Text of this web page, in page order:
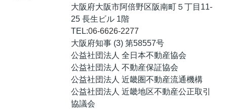
大阪府大阪市阿倍野区阪南町５丁目11-
25 長生ビル 1階
TEL:06-6626-2277
大阪府知事 (3) 第58557号
公益社団法人 全日本不動産協会
公益社団法人 不動産保証協会
公益社団法人 近畿圏不動産流通機構
公益社団法人 近畿地区不動産公正取引
協議会